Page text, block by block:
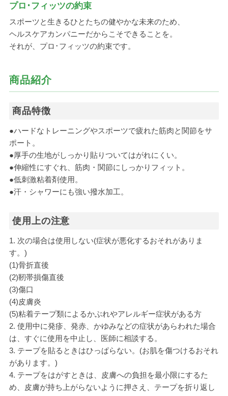
プロ･フィッツの約束
スポーツと生きるひとたちの健やかな未来のため、
ヘルスケアカンパニーだからこそできることを。
それが、プロ･フィッツの約束です。
商品紹介
商品特徴
●ハードなトレーニングやスポーツで疲れた筋肉と関節をサ
ポート。
●厚手の生地がしっかり貼りついてはがれにくい。
●伸縮性にすぐれ、筋肉・関節にしっかりフィット。
●低刺激粘着剤使用。
●汗・シャワーにも強い撥水加工。
使用上の注意
1. 次の場合は使用しない(症状が悪化するおそれがありま
す。)
(1)骨折直後
(2)靭帯損傷直後
(3)傷口
(4)皮膚炎
(5)粘着テープ類によるかぶれやアレルギー症状がある方
2. 使用中に発疹、発赤、かゆみなどの症状があらわれた場合
は、すぐに使用を中止し、医師に相談する。
3. テープを貼るときはひっぱらない。(お肌を傷つけるおそれ
があります。)
4. テープをはがすときは、皮膚への負担を最小限にするた
め、皮膚が持ち上がらないように押さえ、テープを折り返し